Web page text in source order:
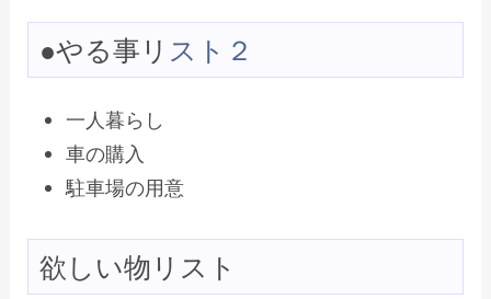
●やる事リ スト２
一人暮らし
車の購入
駐車場の用意
欲しい物リスト